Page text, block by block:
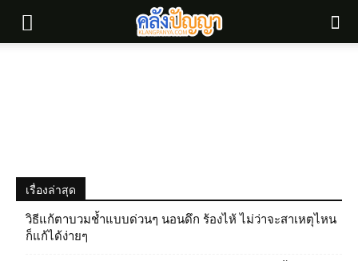
เรื่องล่าสุด
วิธีแก้ตาบวมช้ำแบบด่วนๆ นอนดึก ร้องไห้ ไม่ว่าจะสาเหตุไหน
ก็แก้ได้ง่ายๆ